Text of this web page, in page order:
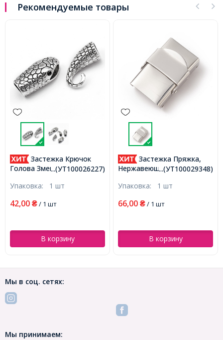
Рекомендуемые товары
...(УТ100026227)
Застежка Крючок
Голова Змеи, Сплав,
23x12x8.5мм, Отв. 8х3, Под
19х19х9мм, Полуотв. 7мм,,
Упаковка: 1 шт
42,00 ₴/ 1 шт
В корзину
...(УТ100029348)
Застежка Пряжка,
Нержавеющая Сталь,
4х14мм, (УТ100029348)
Упаковка: 1 шт
66,00 ₴/ 1 шт
В корзину
Мы в соц. сетях:
Мы принимаем: